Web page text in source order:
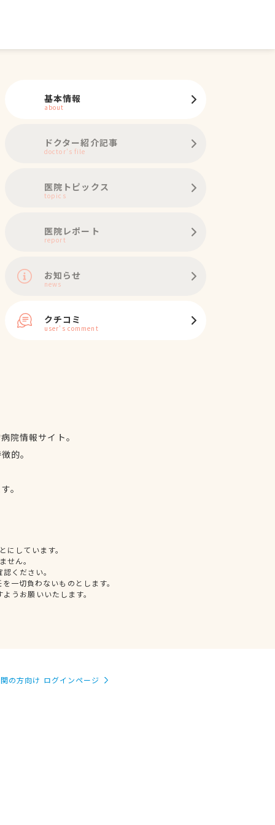
基本情報
about
ドクター紹介記事
doctor's file
医院トピックス
topics
医院レポート
report
お知らせ
news
クチコミ
user's comment
院情報サイト。
的。
。
しています。
せん。
ください。
一切負わないものとします。
うお願いいたします。
の方向け ログインページ